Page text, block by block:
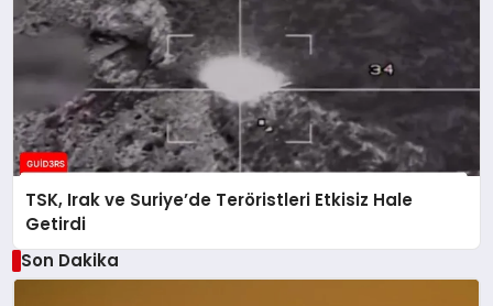
TSK, Irak ve Suriye’de Teröristleri Etkisiz Hale
Getirdi
Son Dakika